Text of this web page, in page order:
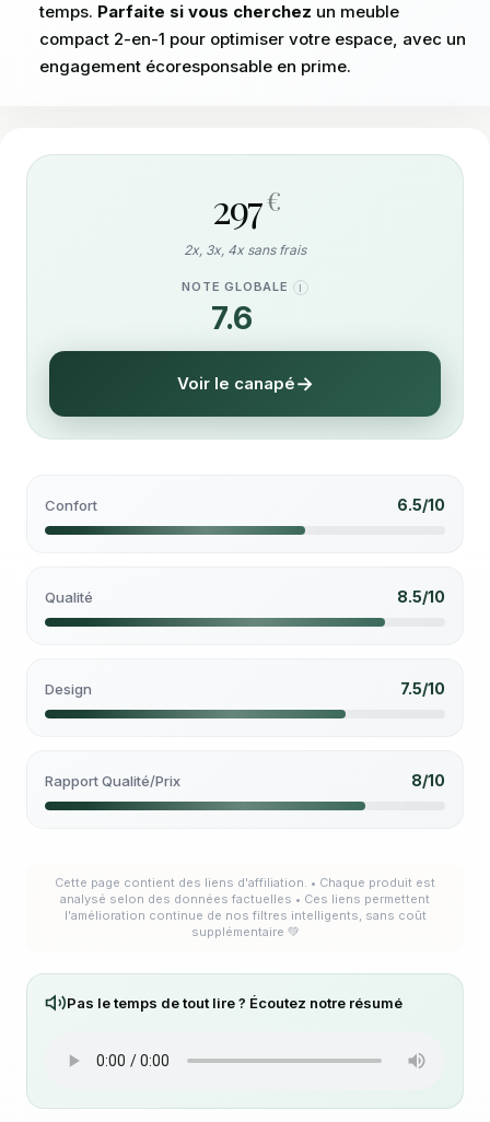
temps. Parfaite si vous cherchez un meuble
compact 2-en-1 pour optimiser votre espace, avec un
engagement écoresponsable en prime.
297€
2x, 3x, 4x sans frais
NOTE GLOBALE I
7.6
Voir le canapé
Confort 6.5/10
Qualité 8.5/10
Design 7.5/10
Rapport Qualité/Prix 8/10
Cette page contient des liens d'affiliation. • Chaque produit est
analysé selon des données factuelles • Ces liens permettent
l'amélioration continue de nos filtres intelligents, sans coût
supplémentaire 💚
Pas le temps de tout lire ? Écoutez notre résumé